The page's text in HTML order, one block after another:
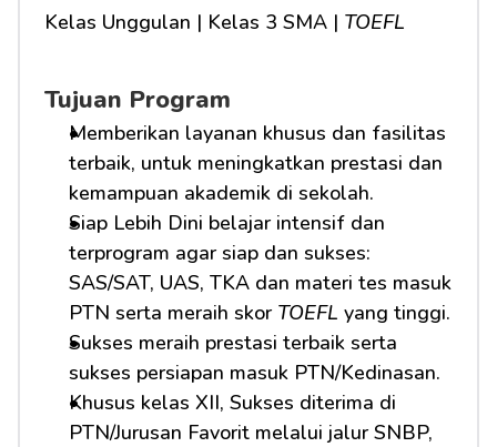
Kelas Unggulan | Kelas 3 SMA | TOEFL
Tujuan Program
Memberikan layanan khusus dan fasilitas
terbaik, untuk meningkatkan prestasi dan
kemampuan akademik di sekolah.
Siap Lebih Dini belajar intensif dan
terprogram agar siap dan sukses:
SAS/SAT, UAS, TKA dan materi tes masuk
PTN serta meraih skor TOEFL yang tinggi.
Sukses meraih prestasi terbaik serta
sukses persiapan masuk PTN/Kedinasan.
Khusus kelas XII, Sukses diterima di
PTN/Jurusan Favorit melalui jalur SNBP,